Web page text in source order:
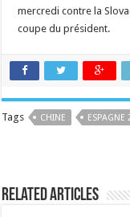
mercredi contre la
coupe du président.
Tags CHINE ESPAGNE
Related Articles